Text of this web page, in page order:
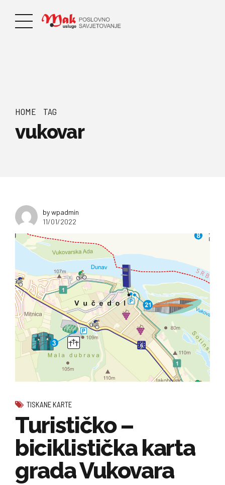
HOME TAG
vukovar
by wpadmin
11/01/2022
TISKANE KARTE
Turističko –
biciklistička karta
grada Vukovara